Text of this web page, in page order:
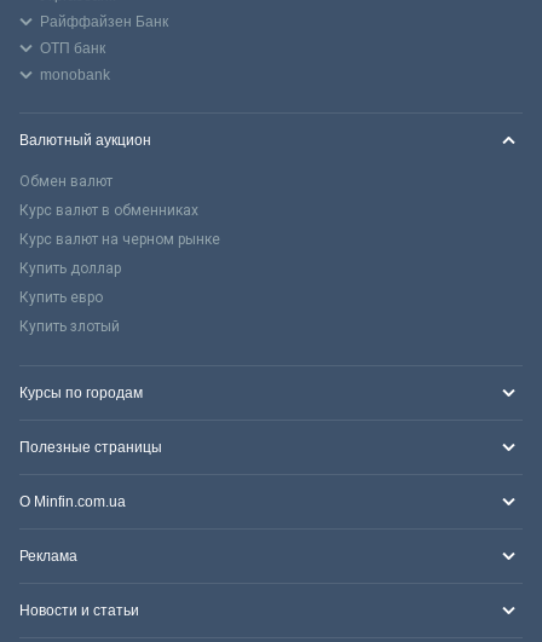
Райффайзен Банк
ОТП банк
monobank
Валютный аукцион
Обмен валют
Курс валют в обменниках
Курс валют на черном рынке
Купить доллар
Купить евро
Купить злотый
Курсы по городам
Полезные страницы
О Minfin.com.ua
Реклама
Новости и статьи